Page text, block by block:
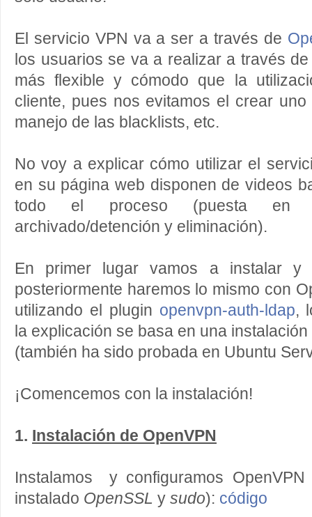
El servicio VPN va a ser a través de
los usuarios se va a realizar a través
más flexible y cómodo que la
cliente, pues nos evitamos el crear
manejo de las blacklists, etc.
No voy a explicar cómo utilizar el
en su página web disponen de videos
todo el proceso (puesta en
archivado/detención y eliminación).
En primer lugar vamos a instalar y
posteriormente haremos lo mismo con
utilizando el plugin openvpn-auth-ldap,
la explicación se basa en una
(también ha sido probada en Ubuntu
¡Comencemos con la instalación!
1. Instalación de OpenVPN
Instalamos y configuramos
instalado OpenSSL y sudo): código